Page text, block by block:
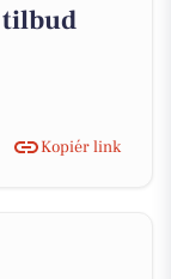
tilbud
Kopiér link